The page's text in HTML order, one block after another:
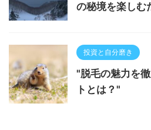
の秘境を楽しむ
投資と自分磨き
"脱毛の魅力を
トとは？"